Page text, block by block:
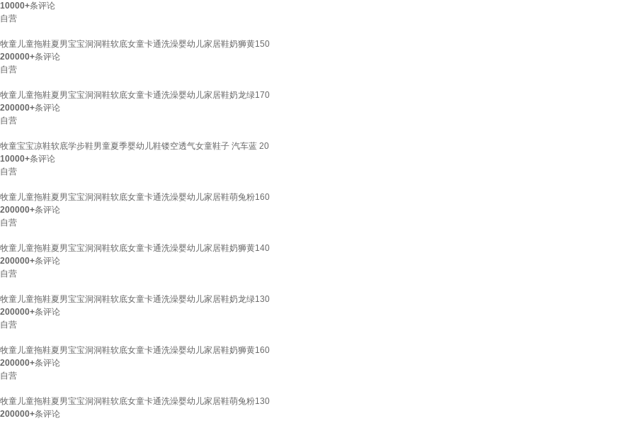
10000+条评论
自营
牧童儿童拖鞋夏男宝宝洞洞鞋软底女童卡通洗澡婴幼儿家居鞋奶狮黄150
200000+条评论
自营
牧童儿童拖鞋夏男宝宝洞洞鞋软底女童卡通洗澡婴幼儿家居鞋奶龙绿170
200000+条评论
自营
牧童宝宝凉鞋软底学步鞋男童夏季婴幼儿鞋镂空透气女童鞋子 汽车蓝 20
10000+条评论
自营
牧童儿童拖鞋夏男宝宝洞洞鞋软底女童卡通洗澡婴幼儿家居鞋萌兔粉160
200000+条评论
自营
牧童儿童拖鞋夏男宝宝洞洞鞋软底女童卡通洗澡婴幼儿家居鞋奶狮黄140
200000+条评论
自营
牧童儿童拖鞋夏男宝宝洞洞鞋软底女童卡通洗澡婴幼儿家居鞋奶龙绿130
200000+条评论
自营
牧童儿童拖鞋夏男宝宝洞洞鞋软底女童卡通洗澡婴幼儿家居鞋奶狮黄160
200000+条评论
自营
牧童儿童拖鞋夏男宝宝洞洞鞋软底女童卡通洗澡婴幼儿家居鞋萌兔粉130
200000+条评论